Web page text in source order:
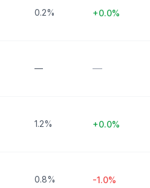
0.2% +0.0%
— —
1.2% +0.0%
0.8% -1.0%